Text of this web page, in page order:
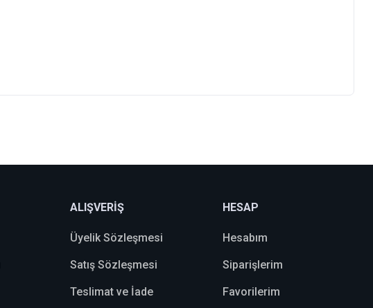
ALIŞVERİŞ
Üyelik Sözleşmesi
Satış Sözleşmesi
Teslimat ve İade
HESAP
Hesabım
Siparişlerim
Favorilerim